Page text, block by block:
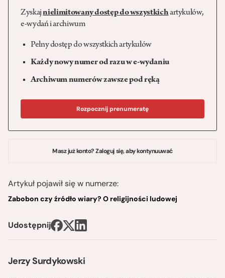
Jerzy Surdykowski
Zyskajnielimitowany dostęp do wszystkichartykułów,
e-wydań i archiwum
Pełny dostęp do wszystkich artykułów
Każdy nowy numer od razu w e-wydaniu
Archiwum numerów zawsze pod ręką
Rozpocznij prenumeratę
Masz już konto? Zaloguj się, aby kontynuuwać
Artykuł pojawił się w numerze:
Zabobon czy źródło wiary? O religijności ludowej
Udostępnij